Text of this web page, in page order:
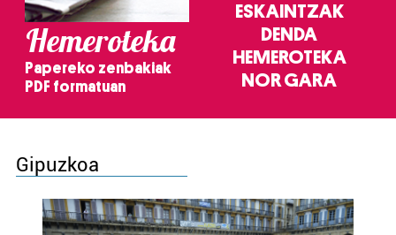
Hemeroteka
Papereko zenbakiak
PDF formatuan
ESKAINTZAK
DENDA
HEMEROTEKA
NOR GARA
Gipuzkoa